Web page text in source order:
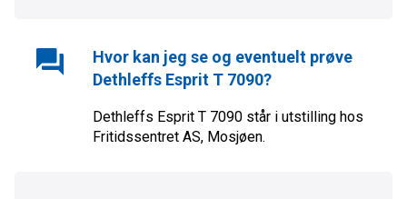
Hvor kan jeg se og eventuelt prøve
Dethleffs Esprit T 7090?
Dethleffs Esprit T 7090 står i utstilling hos
Fritidssentret AS, Mosjøen.